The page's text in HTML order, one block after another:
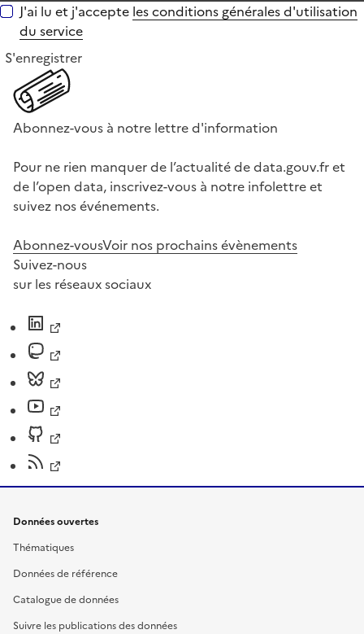
J'ai lu et j'accepte les conditions générales d'utilisation
du service
S'enregistrer
Abonnez-vous à notre lettre d'information
Pour ne rien manquer de l’actualité de data.gouv.fr et
de l’open data, inscrivez-vous à notre infolettre et
suivez nos événements.
Abonnez-vousVoir nos prochains évènements
Suivez-nous
sur les réseaux sociaux
Données ouvertes
Thématiques
Données de référence
Catalogue de données
Suivre les publications des données